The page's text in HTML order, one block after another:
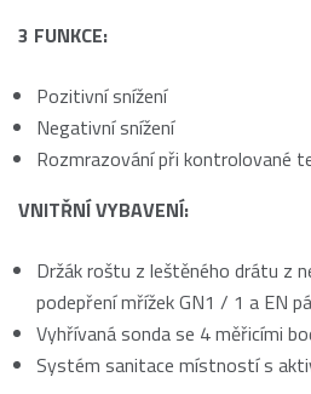
3 FUNKCE:
Pozitivní snížení
Negativní snížení
Rozmrazování při kontrolované
VNITŘNÍ VYBAVENÍ:
Držák roštu z leštěného drátu z
podepření mřížek GN1 / 1 a EN
Vyhřívaná sonda se 4 měřicími
Systém sanitace místností s